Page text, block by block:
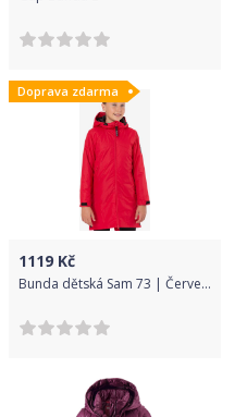
Doprava zdarma
1119 Kč
Bunda dětská Sam 73 | Červená | Dívčí | 128